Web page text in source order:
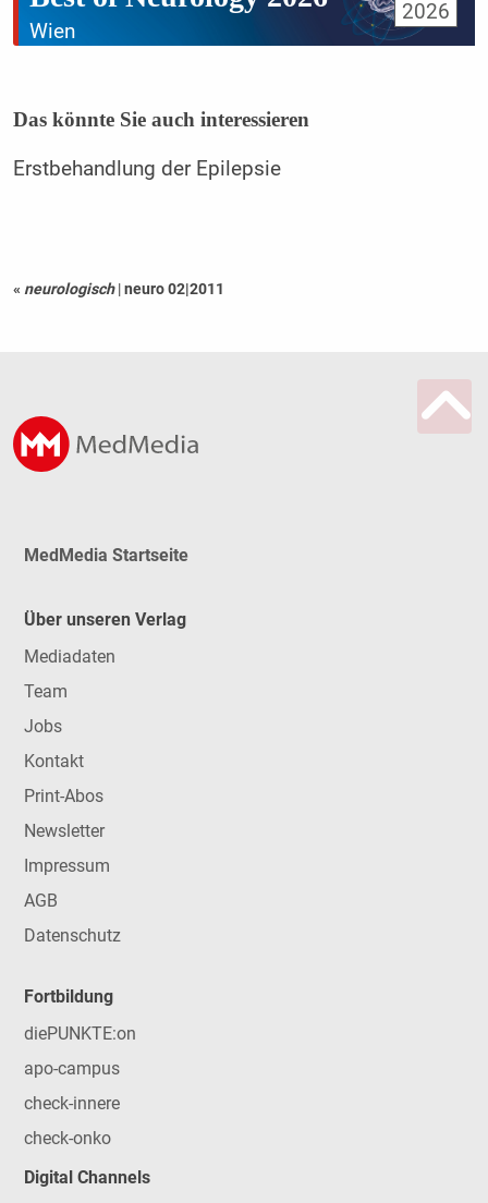
Wien
2026
Das könnte Sie auch interessieren
Erstbehandlung der Epilepsie
« neurologisch |neuro 02|2011
MedMedia Startseite
Über unseren Verlag
Mediadaten
Team
Jobs
Kontakt
Print-Abos
Newsletter
Impressum
AGB
Datenschutz
Fortbildung
diePUNKTE:on
apo-campus
check-innere
check-onko
Digital Channels